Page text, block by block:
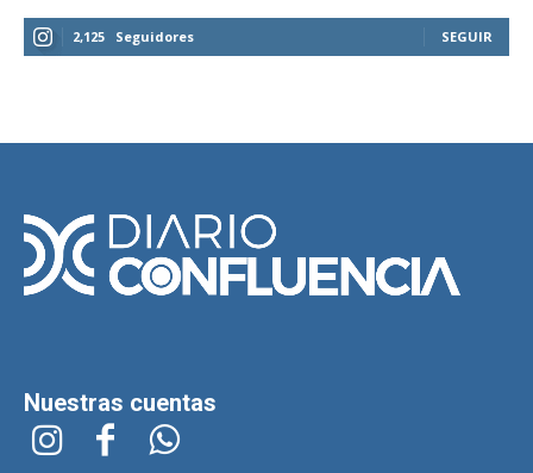
2,125 Seguidores SEGUIR
Nuestras cuentas